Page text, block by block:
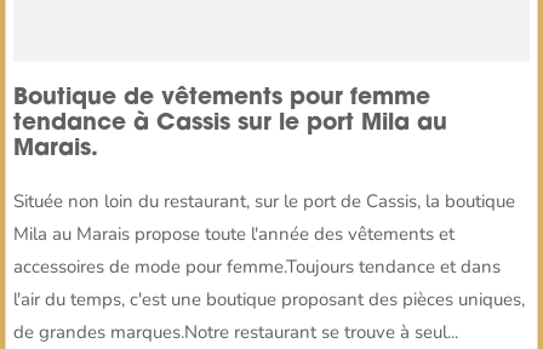
Boutique de vêtements pour femme
tendance à Cassis sur le port Mila au
Marais.
Située non loin du restaurant, sur le port de Cassis, la boutique
Mila au Marais propose toute l'année des vêtements et
accessoires de mode pour femme.Toujours tendance et dans
l'air du temps, c'est une boutique proposant des pièces uniques,
de grandes marques.Notre restaurant se trouve à seul...